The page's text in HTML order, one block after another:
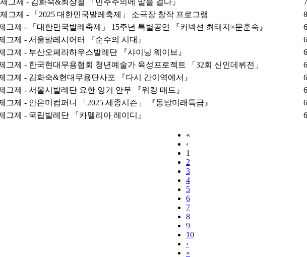
그제 - 김화숙&최상철 『민주주의에 말을 걸다』
그제 - 「2025 대한민국발레축제」 소극장 창작 프로그램
그제 - 「대한민국발레축제」 15주년 특별공연 『커넥션 최태지×문훈숙』
제 - 서울발레시어터 『순수의 시대』
제 - 부산오페라하우스발레단 『샤이닝 웨이브』
제 - 한국현대무용협회 청년예술가 육성프로젝트 「32회 신인데뷔전」
그제 - 김화숙&현대무용단사포 『다시 간이역에서』
제 - 서울시발레단 요한 잉거 안무 『워킹 매드』
제 - 안은미컴퍼니 「2025 세종시즌」 『동방미래특급』
제 - 국립발레단 『카멜리아 레이디』
«
‹
1
2
3
4
5
6
7
8
9
10
›
»